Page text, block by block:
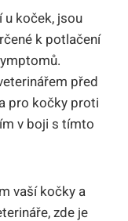
koček, ‌jsou
k potlačení
před⁣
pro kočky proti
v ​boji s tímto⁢
vaší kočky a
zde je